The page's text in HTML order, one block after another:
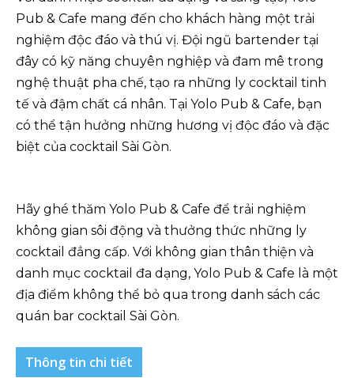
Pub & Cafe mang đến cho khách hàng một trải
nghiệm độc đáo và thú vị. Đội ngũ bartender tại
đây có kỹ năng chuyên nghiệp và đam mê trong
nghệ thuật pha chế, tạo ra những ly cocktail tinh
tế và đậm chất cá nhân. Tại Yolo Pub & Cafe, bạn
có thể tận hưởng những hương vị độc đáo và đặc
biệt của cocktail Sài Gòn.
Hãy ghé thăm Yolo Pub & Cafe để trải nghiệm
không gian sôi động và thưởng thức những ly
cocktail đẳng cấp. Với không gian thân thiện và
danh mục cocktail đa dạng, Yolo Pub & Cafe là một
địa điểm không thể bỏ qua trong danh sách các
quán bar cocktail Sài Gòn.
Thông tin chi tiết